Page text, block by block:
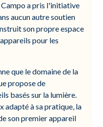
Campo a pris l'initiative
aucun autre soutien
son propre espace
pour les
que le domaine de la
propose de
basés sur la lumière.
adapté à sa pratique, la
son premier appareil